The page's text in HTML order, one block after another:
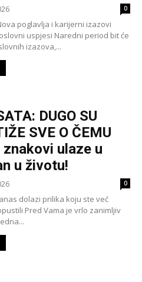
0
poglavlja i karijerni izazovi
uspjesi Naredni period bit će
izazova,...
DUGO SU
SVE O ČEMU
znakovi ulaze u
u životu!
0
dolazi prilika koju ste već
Pred Vama je vrlo zanimljiv